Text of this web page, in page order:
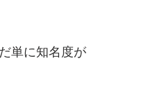
単に知名度が